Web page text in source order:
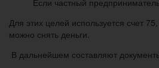
Если частный
Для этих целей используется счет
можно снять деньги.
В дальнейшем составляют